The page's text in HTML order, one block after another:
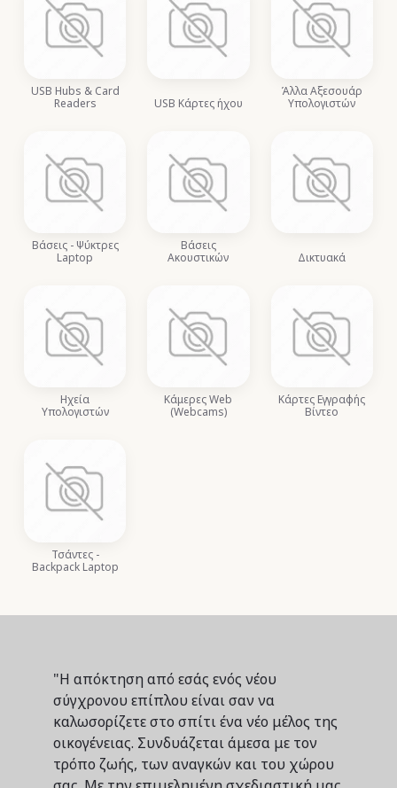
USB Hubs & Card
Readers
USB Κάρτες ήχου
Άλλα Αξεσουάρ
Υπολογιστών
Βάσεις - Ψύκτρες
Laptop
Βάσεις
Ακουστικών
Δικτυακά
Ηχεία
Υπολογιστών
Κάμερες Web
(Webcams)
Κάρτες Εγγραφής
Βίντεο
Τσάντες -
Backpack Laptop
"Η απόκτηση από εσάς ενός νέου
σύγχρονου επίπλου είναι σαν να
καλωσορίζετε στο σπίτι ένα νέο μέλος της
οικογένειας. Συνδυάζεται άμεσα με τον
τρόπο ζωής, των αναγκών και του χώρου